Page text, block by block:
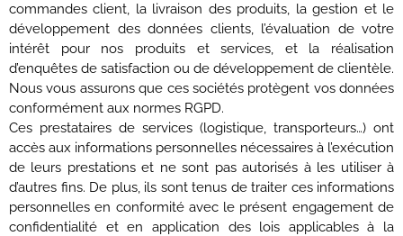
commandes client, la livraison des produits, la gestion et le
développement des données clients, l’évaluation de votre
intérêt pour nos produits et services, et la réalisation
d’enquêtes de satisfaction ou de développement de clientèle.
Nous vous assurons que ces sociétés protègent vos données
conformément aux normes RGPD.
Ces prestataires de services (logistique, transporteurs…) ont
accès aux informations personnelles nécessaires à l’exécution
de leurs prestations et ne sont pas autorisés à les utiliser à
d’autres fins. De plus, ils sont tenus de traiter ces informations
personnelles en conformité avec le présent engagement de
confidentialité et en application des lois applicables à la